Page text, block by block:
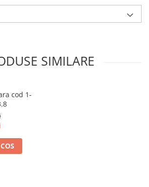
SIMILARE
cod 1-